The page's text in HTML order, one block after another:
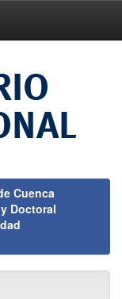
Cuenca
Doctoral